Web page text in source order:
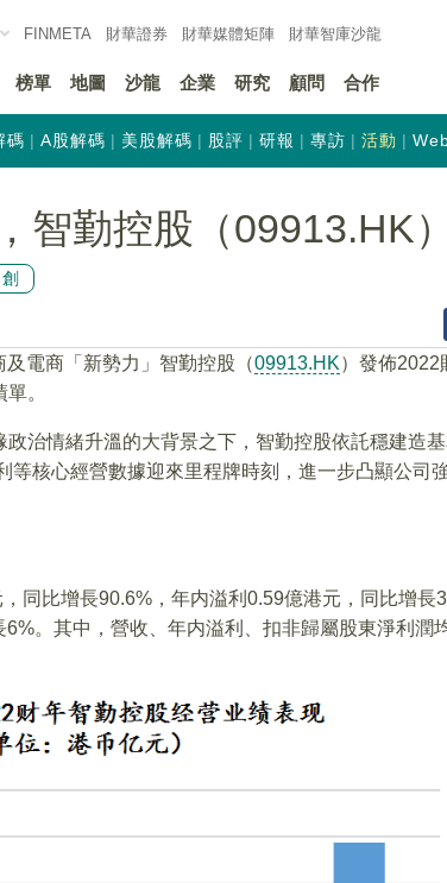
FINMETA 財華證券 財華媒體矩陣 財華智庫沙龍
榜單 地圖 沙龍 企業 研究 顧問 合作
碼 A股解碼 美股解碼 股評 研報 專訪 活動
智勤控股（09913.HK）
電商「新勢力」智勤控股（09913.HK）發佈2022
。
治情緒升溫的大背景之下，智勤控股依託穩建造基
核心經營數據迎來里程牌時刻，進一步凸顯公司
同比增長90.6%，年内溢利0.59億港元，同比增長
。其中，營收、年内溢利、扣非歸屬股東淨利潤